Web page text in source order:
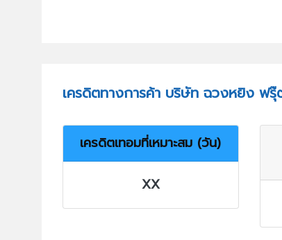
เครดิตทางการค้า บริษัท ฉวงหยิง ฟ
เครดิตเทอมที่เหมาะสม (วัน)
XX